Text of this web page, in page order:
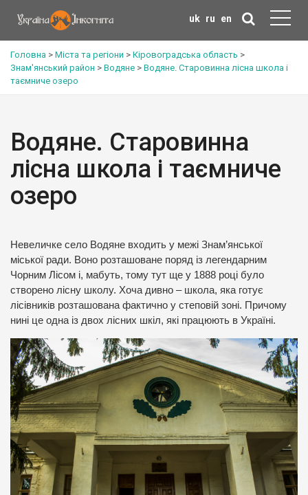
uk ru en
Головна > Міста та регіони > Кіровоградська область >
Знам'янський район > Водяне > Водяне. Старовинна лісна школа і
таємниче озеро
Водяне. Старовинна
лісна школа і таємниче
озеро
Невеличке село Водяне входить у межі Знам’янської
міської ради. Воно розташоване поряд із легендарним
Чорним Лісом і, мабуть, тому тут ще у 1888 році було
створено лісну школу. Хоча дивно – школа, яка готує
лісівників розташована фактично у степовій зоні. Причому
нині це одна із двох лісних шкіл, які працюють в Україні.